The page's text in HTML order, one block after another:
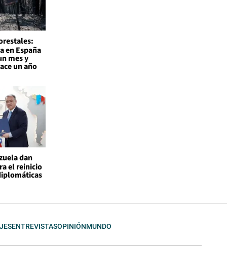
en España
mes y
un año
dan
el reinicio
ENTREVISTASOPINIÓNMUNDO